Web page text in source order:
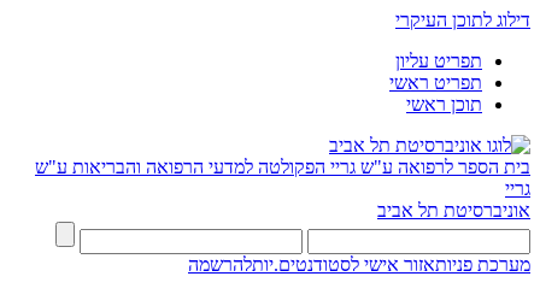
דילוג לתוכן העיקרי
תפריט עליון
תפריט ראשי
תוכן ראשי
בית הספר לרפואה ע"ש גריי הפקולטה למדעי הרפואה והבריאות ע"ש
גריי
אוניברסיטת תל אביב
מערכת פניותאזור אישי לסטודנטים.יותלהרשמה